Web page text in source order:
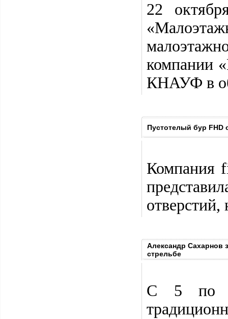
22
компании
КНАУФ в
Пустотелый бур FHD
Компания
Александр Сахарнов
стрельбе
С 5 по 7